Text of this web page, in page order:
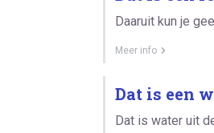
Daaruit kun je
Meer info
Dat is een
Dat is water uit